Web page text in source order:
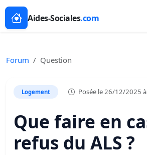
Aides-Sociales.com
Forum Question
Logement Posée le 26/12/2025
Que faire en
refus du ALS ?